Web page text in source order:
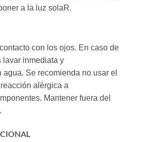
a la luz solaR.
con los ojos. En caso de
lavar inmediata y
Se recomienda no usar el
alérgica a
Mantener fuera del